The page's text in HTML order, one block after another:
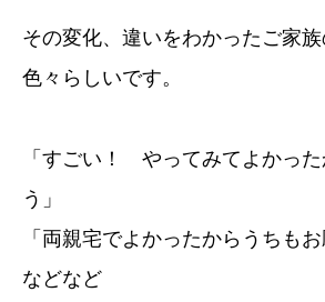
その変化、違いをわかったご家
色々らしいです。
「すごい！ やってみてよかっ
う」
「両親宅でよかったからうちもお
などなど